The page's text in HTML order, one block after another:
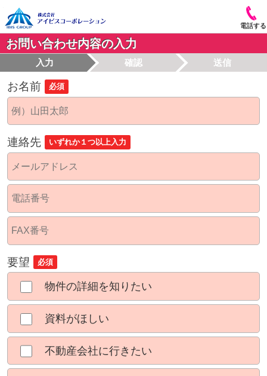
電話する
お問い合わせ内容の入力
入力 確認 送信
お名前 必須
連絡先 いずれか１つ以上入力
要望 必須
物件の詳細を知りたい
資料がほしい
不動産会社に行きたい